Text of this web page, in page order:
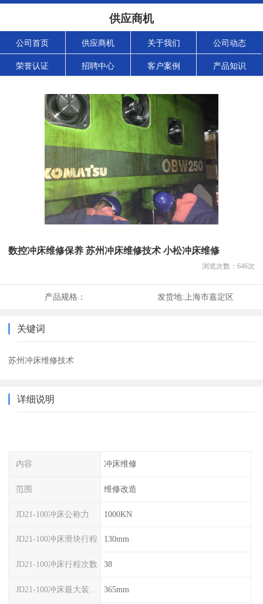
供应商机
公司首页 供应商机 关于我们 公司动态
荣誉认证 招聘中心 客户案例 产品知识
数控冲床维修保养 苏州冲床维修技术 小松冲床维修
浏览次数： 646次
产品规格： 发货地: 上海市嘉定区
关键词
苏州冲床维修技术
详细说明
内容 冲床维修
范围 维修改造
JD21-100冲床公称力 1000KN
JD21-100冲床滑块行程 130mm
JD21-100冲床行程次数 38
365mm